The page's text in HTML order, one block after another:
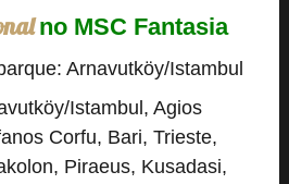
no MSC Fantasia
Arnavutköy/Istambul
Istambul, Agios
Corfu, Bari, Trieste,
Piraeus, Kusadasi,